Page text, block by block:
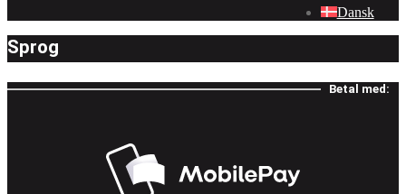
Sprog
Dansk
Betal med: